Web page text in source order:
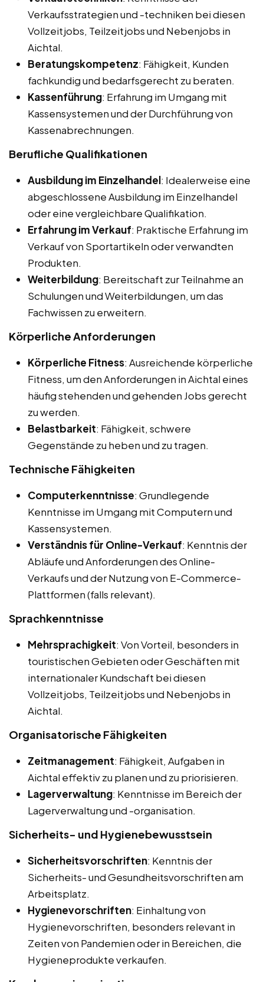
Verkaufsstrategien und -techniken bei diesen
Vollzeitjobs, Teilzeitjobs und Nebenjobs in
Aichtal.
Beratungskompetenz: Fähigkeit, Kunden
fachkundig und bedarfsgerecht zu beraten.
Kassenführung: Erfahrung im Umgang mit
Kassensystemen und der Durchführung von
Kassenabrechnungen.
Berufliche Qualifikationen
Ausbildung im Einzelhandel: Idealerweise eine
abgeschlossene Ausbildung im Einzelhandel
oder eine vergleichbare Qualifikation.
Erfahrung im Verkauf: Praktische Erfahrung im
Verkauf von Sportartikeln oder verwandten
Produkten.
Weiterbildung: Bereitschaft zur Teilnahme an
Schulungen und Weiterbildungen, um das
Fachwissen zu erweitern.
Körperliche Anforderungen
Körperliche Fitness: Ausreichende körperliche
Fitness, um den Anforderungen in Aichtal eines
häufig stehenden und gehenden Jobs gerecht
zu werden.
Belastbarkeit: Fähigkeit, schwere
Gegenstände zu heben und zu tragen.
Technische Fähigkeiten
Computerkenntnisse: Grundlegende
Kenntnisse im Umgang mit Computern und
Kassensystemen.
Verständnis für Online-Verkauf: Kenntnis der
Abläufe und Anforderungen des Online-
Verkaufs und der Nutzung von E-Commerce-
Plattformen (falls relevant).
Sprachkenntnisse
Mehrsprachigkeit: Von Vorteil, besonders in
touristischen Gebieten oder Geschäften mit
internationaler Kundschaft bei diesen
Vollzeitjobs, Teilzeitjobs und Nebenjobs in
Aichtal.
Organisatorische Fähigkeiten
Zeitmanagement: Fähigkeit, Aufgaben in
Aichtal effektiv zu planen und zu priorisieren.
Lagerverwaltung: Kenntnisse im Bereich der
Lagerverwaltung und -organisation.
Sicherheits- und Hygienebewusstsein
Sicherheitsvorschriften: Kenntnis der
Sicherheits- und Gesundheitsvorschriften am
Arbeitsplatz.
Hygienevorschriften: Einhaltung von
Hygienevorschriften, besonders relevant in
Zeiten von Pandemien oder in Bereichen, die
Hygieneprodukte verkaufen.